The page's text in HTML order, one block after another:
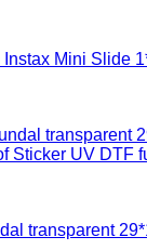
Mini Slide
transparent